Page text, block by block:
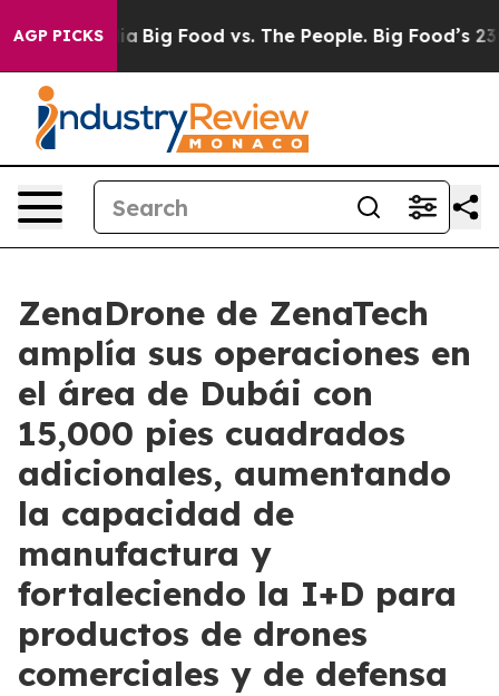
AGP PICKSBig Food vs. The People. Big Food’s 239
ZenaDrone de ZenaTech
amplía sus operaciones en
el área de Dubái con
15,000 pies cuadrados
adicionales, aumentando
la capacidad de
manufactura y
fortaleciendo la I+D para
productos de drones
comerciales y de defensa